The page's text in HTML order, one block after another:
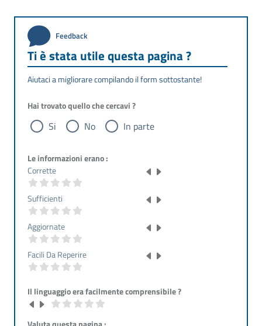
Feedback
Ti è stata utile questa pagina ?
Aiutaci a migliorare compilando il form sottostante!
Hai trovato quello che cercavi ?
Si No In parte
Le informazioni erano :
Corrette
Sufficienti
Aggiornate
Facili Da Reperire
Il linguaggio era facilmente comprensibile ?